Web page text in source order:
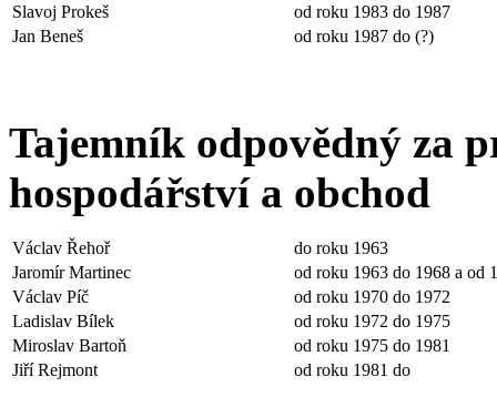
Slavoj Prokeš
od roku 1983 do 1987
Jan Beneš
od roku 1987 do (?)
Tajemník odpovědný za
hospodářství a obchod
Václav Řehoř
do roku 1963
Jaromír Martinec
od roku 1963 do 1968 a od
Václav Píč
od roku 1970 do 1972
Ladislav Bílek
od roku 1972 do 1975
Miroslav Bartoň
od roku 1975 do 1981
Jiří Rejmont
od roku 1981 do